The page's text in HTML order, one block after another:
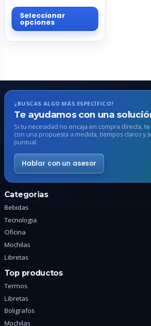
Seleccionar
opciones
Este
múltiples
opciones
se
pueden
elegir
en
la
de
producto
¿BUSCAS ALGO MÁS ESPECÍFICO?
Te ayudamos con una
Si tu necesidad no encaja en compra directa,
con una propuesta a medida, tiempos claros y
puntual.
Hablar con un asesor
Categorias
Bebidas
Tecnologia
Oficina
Mochilas
Libretas
Top productos
Termos
Libretas
Boligrafos
Mochilas